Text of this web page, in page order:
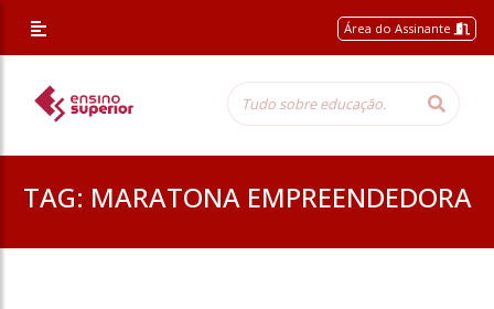
Área do Assinante
TAG: MARATONA EMPREENDEDORA